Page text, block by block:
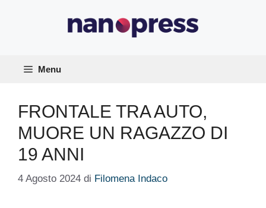
Menu
FRONTALE TRA AUTO,
MUORE UN RAGAZZO DI
19 ANNI
4 Agosto 2024 di Filomena Indaco